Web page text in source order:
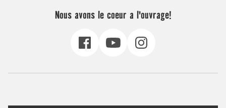
Nous avons le coeur a l'ouvrage!